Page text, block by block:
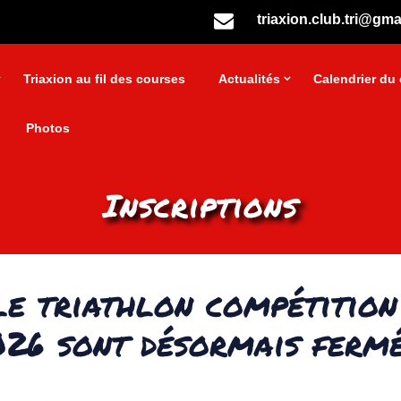
Triaxion au fil des courses Actualités Calendrier du
Photos
Inscriptions
triathlon
sont désormais